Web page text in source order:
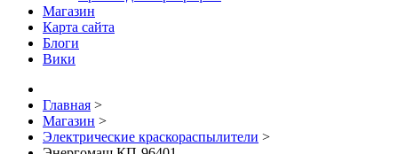
Магазин
Карта сайта
Блоги
Вики
Главная >
Магазин >
Электрические краскораспылители >